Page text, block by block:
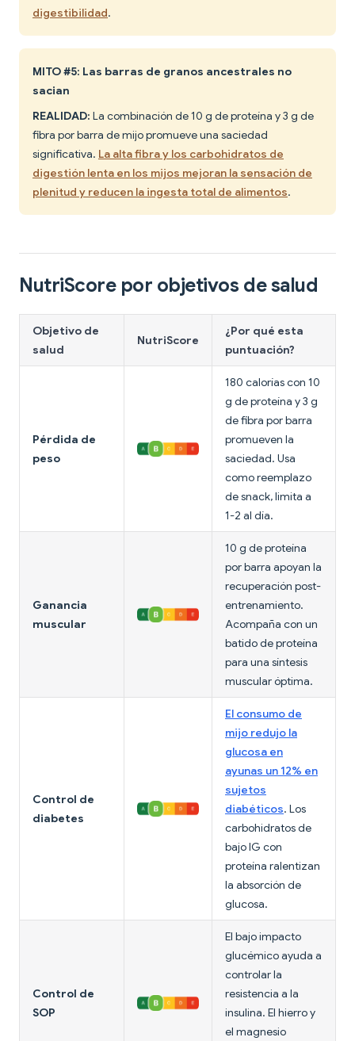
digestibilidad.
MITO #5: Las barras de granos ancestrales no
sacian
REALIDAD: La combinación de 10 g de proteína y 3 g de
fibra por barra de mijo promueve una saciedad
significativa. La alta fibra y los carbohidratos de
digestión lenta en los mijos mejoran la sensación de
plenitud y reducen la ingesta total de alimentos.
NutriScore por objetivos de salud
Objetivo de
salud
NutriScore
¿Por qué esta
puntuación?
Pérdida de
peso
180 calorías con 10
g de proteína y 3 g
de fibra por barra
promueven la
saciedad. Usa
como reemplazo
de snack, limita a
1-2 al día.
Ganancia
muscular
10 g de proteína
por barra apoyan la
recuperación post-
entrenamiento.
Acompaña con un
batido de proteína
para una síntesis
muscular óptima.
Control de
diabetes
El consumo de
mijo redujo la
glucosa en
ayunas un 12% en
sujetos
diabéticos. Los
carbohidratos de
bajo IG con
proteína ralentizan
la absorción de
glucosa.
Control de
SOP
El bajo impacto
glucémico ayuda a
controlar la
resistencia a la
insulina. El hierro y
el magnesio